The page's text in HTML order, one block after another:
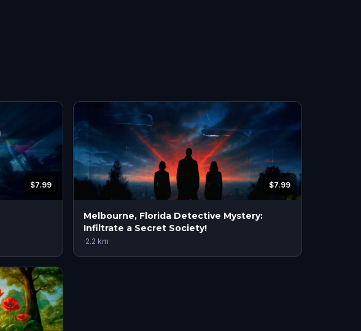
$7.99 $7.99
Melbourne, Florida Detective Mystery:
Infiltrate a Secret Society!
·2.2 km